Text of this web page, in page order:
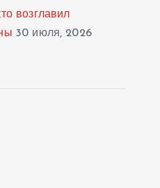
возглавил
30 июля, 2026